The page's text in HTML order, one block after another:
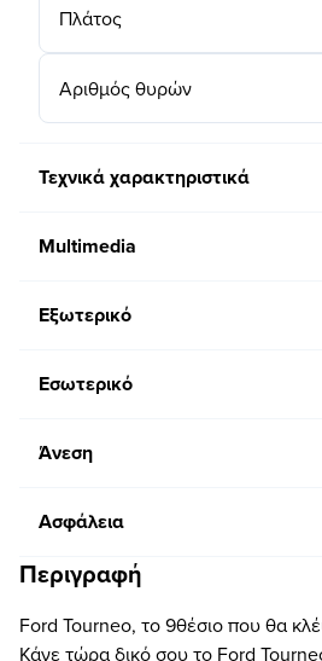
Πλάτος
Αριθμός θυρών
Τεχνικά χαρακτηριστικά
Multimedia
Εξωτερικό
Εσωτερικό
Άνεση
Ασφάλεια
Περιγραφή
Ford Tourneo, το 9θέσιο που θα
Κάνε τώρα δικό σου το Ford